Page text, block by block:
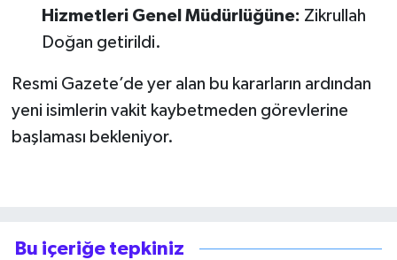
Hizmetleri Genel Müdürlüğüne: Zikrullah
Doğan getirildi.
Resmi Gazete’de yer alan bu kararların ardından
yeni isimlerin vakit kaybetmeden görevlerine
başlaması bekleniyor.
Bu içeriğe tepkiniz